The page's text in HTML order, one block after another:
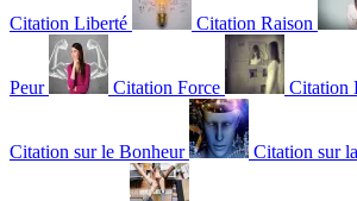
Citation Liberté Citation Raison
Peur Citation Force Citation
Citation sur le Bonheur Citation sur